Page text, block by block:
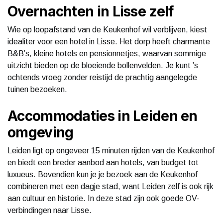
Overnachten in Lisse zelf
Wie op loopafstand van de Keukenhof wil verblijven, kiest
idealiter voor een hotel in Lisse. Het dorp heeft charmante
B&B’s, kleine hotels en pensionnetjes, waarvan sommige
uitzicht bieden op de bloeiende bollenvelden. Je kunt ’s
ochtends vroeg zonder reistijd de prachtig aangelegde
tuinen bezoeken.
Accommodaties in Leiden en
omgeving
Leiden ligt op ongeveer 15 minuten rijden van de Keukenhof
en biedt een breder aanbod aan hotels, van budget tot
luxueus. Bovendien kun je je bezoek aan de Keukenhof
combineren met een dagje stad, want Leiden zelf is ook rijk
aan cultuur en historie. In deze stad zijn ook goede OV-
verbindingen naar Lisse.